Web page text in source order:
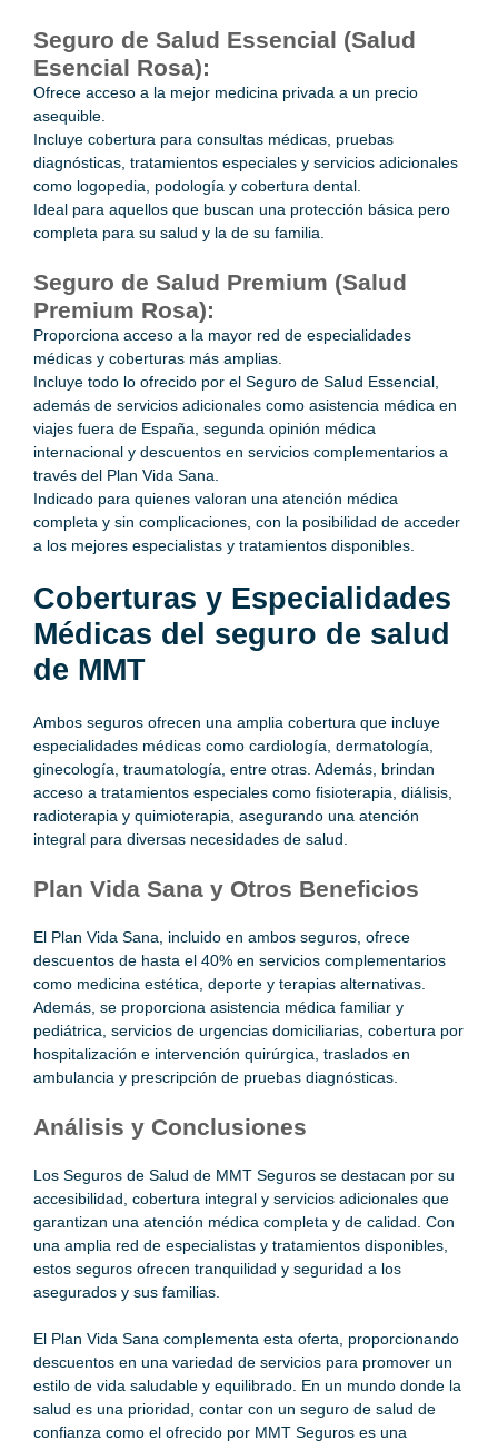
Seguro de Salud Essencial (Salud
Esencial Rosa):
Ofrece acceso a la mejor medicina privada a un precio
asequible.
Incluye cobertura para consultas médicas, pruebas
diagnósticas, tratamientos especiales y servicios adicionales
como logopedia, podología y cobertura dental.
Ideal para aquellos que buscan una protección básica pero
completa para su salud y la de su familia.
Seguro de Salud Premium (Salud
Premium Rosa):
Proporciona acceso a la mayor red de especialidades
médicas y coberturas más amplias.
Incluye todo lo ofrecido por el Seguro de Salud Essencial,
además de servicios adicionales como asistencia médica en
viajes fuera de España, segunda opinión médica
internacional y descuentos en servicios complementarios a
través del Plan Vida Sana.
Indicado para quienes valoran una atención médica
completa y sin complicaciones, con la posibilidad de acceder
a los mejores especialistas y tratamientos disponibles.
Coberturas y Especialidades
Médicas del seguro de salud
de MMT
Ambos seguros ofrecen una amplia cobertura que incluye
especialidades médicas como cardiología, dermatología,
ginecología, traumatología, entre otras. Además, brindan
acceso a tratamientos especiales como fisioterapia, diálisis,
radioterapia y quimioterapia, asegurando una atención
integral para diversas necesidades de salud.
Plan Vida Sana y Otros Beneficios
El Plan Vida Sana, incluido en ambos seguros, ofrece
descuentos de hasta el 40% en servicios complementarios
como medicina estética, deporte y terapias alternativas.
Además, se proporciona asistencia médica familiar y
pediátrica, servicios de urgencias domiciliarias, cobertura por
hospitalización e intervención quirúrgica, traslados en
ambulancia y prescripción de pruebas diagnósticas.
Análisis y Conclusiones
Los Seguros de Salud de MMT Seguros se destacan por su
accesibilidad, cobertura integral y servicios adicionales que
garantizan una atención médica completa y de calidad. Con
una amplia red de especialistas y tratamientos disponibles,
estos seguros ofrecen tranquilidad y seguridad a los
asegurados y sus familias.
El Plan Vida Sana complementa esta oferta, proporcionando
descuentos en una variedad de servicios para promover un
estilo de vida saludable y equilibrado. En un mundo donde la
salud es una prioridad, contar con un seguro de salud de
confianza como el ofrecido por MMT Seguros es una